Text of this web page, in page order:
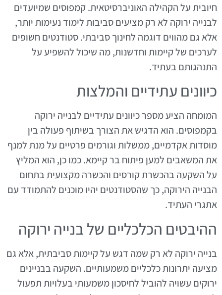
חיובית על הקהילה האוניברסיטאית. קמפוסים שמיועדים
לבנייה ירוקה לא רק מציעים סביבות לימוד נעימות יותר,
אלא גם מהווים דוגמה לחינוך סביבתי. סטודנטים חשופים
לערכים של קיימות וחדשנות, מה שיכול להשפיע על
התנהגותם בעתיד.
כיוונים עתידיים והמלצות
המומחה הציע מספר כיוונים עתידיים לבנייה ירוקה
בקמפוסים. הוא הדגיש את הצורך בשיתוף פעולה בין
מוסדות אקדמיים, ממשלות וגורמים פרטיים על מנת למנף
את המשאבים למען פיתוח בר קיימא. כמו כן, הוא המליץ
על השקעה בהכשרת קורסים והכשרה מקצועית בתחום
הבנייה הירוקה, כך שהסטודנטים יהיו מוכנים להתמודד עם
אתגרי העתיד.
ההיבטים הכלכליים של בנייה ירוקה
בנייה ירוקה לא רק שמה דגש על קיימות סביבתית, אלא גם
מציעה יתרונות כלכליים משמעותיים. השקעה בבניינים
ירוקים עשויה להוביל לחיסכון משמעותי בעלויות תפעול